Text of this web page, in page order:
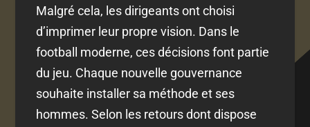
Malgré cela, les dirigeants ont choisi
d’imprimer leur propre vision. Dans le
football moderne, ces décisions font partie
du jeu. Chaque nouvelle gouvernance
souhaite installer sa méthode et ses
hommes. Selon les retours dont dispose